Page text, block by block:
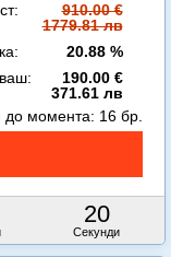
910.00 €
1779.81 лв
20.88 %
190.00 €
371.61 лв
19
Секунди
до момента: 16 бр.